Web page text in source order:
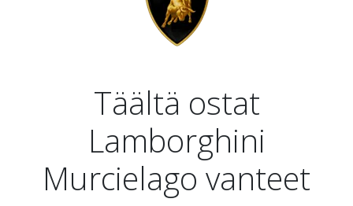
Täältä ostat
Lamborghini
Murcielago vanteet